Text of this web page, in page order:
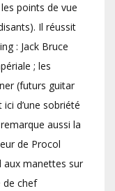
points de vue
Il réussit
: Jack Bruce
; les
(futurs guitar
ici d’une sobriété
aussi la
de Procol
aux manettes sur
de chef